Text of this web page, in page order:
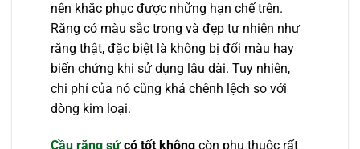
nên khắc phục được những hạn chế trên.
Răng có màu sắc trong và đẹp tự nhiên như
răng thật, đặc biệt là không bị đổi màu hay
biến chứng khi sử dụng lâu dài. Tuy nhiên,
chi phí của nó cũng khá chênh lệch so với
dòng kim loại.
Cầu răng sứcó tốt không còn phụ thuộc rất